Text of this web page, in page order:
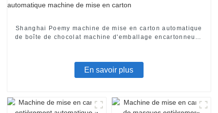
Shanghai Poemy machine de mise en carton automatique
de boîte de chocolat machine d'emballage encartonneuse
En savoir plus